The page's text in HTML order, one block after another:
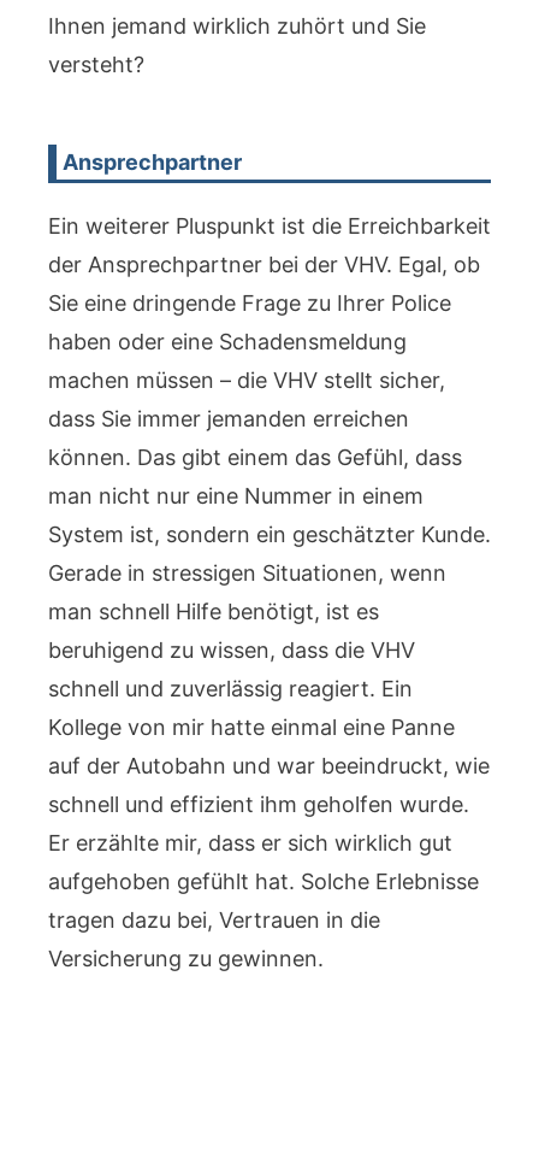
Ihnen jemand wirklich zuhört und Sie
versteht?
Ansprechpartner
Ein weiterer Pluspunkt ist die Erreichbarkeit
der Ansprechpartner bei der VHV. Egal, ob
Sie eine dringende Frage zu Ihrer Police
haben oder eine Schadensmeldung
machen müssen – die VHV stellt sicher,
dass Sie immer jemanden erreichen
können. Das gibt einem das Gefühl, dass
man nicht nur eine Nummer in einem
System ist, sondern ein geschätzter Kunde.
Gerade in stressigen Situationen, wenn
man schnell Hilfe benötigt, ist es
beruhigend zu wissen, dass die VHV
schnell und zuverlässig reagiert. Ein
Kollege von mir hatte einmal eine Panne
auf der Autobahn und war beeindruckt, wie
schnell und effizient ihm geholfen wurde.
Er erzählte mir, dass er sich wirklich gut
aufgehoben gefühlt hat. Solche Erlebnisse
tragen dazu bei, Vertrauen in die
Versicherung zu gewinnen.